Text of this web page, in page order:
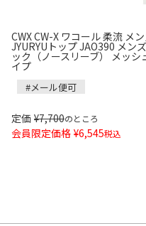
CWX CW-X ワコール 柔流 メ
JYURYUトップ JAO390 メン
ック（ノースリーブ） メッシ
イプ
#メール便可
定価 ¥7,700のところ
会員限定価格 ¥6,545税込